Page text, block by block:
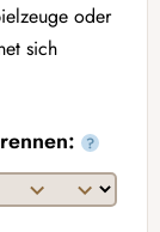
oder
sich
?